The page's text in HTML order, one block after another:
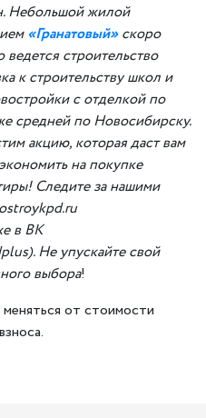
Небольшой жилой
«Гранатовый»скоро
строительство
к строительству школ и
с отделкой по
средней по Новосибирску.
акцию, которая даст вам
на покупке
Следите за нашими
в ВК
Не упускайте свой
выбора!
от стоимости